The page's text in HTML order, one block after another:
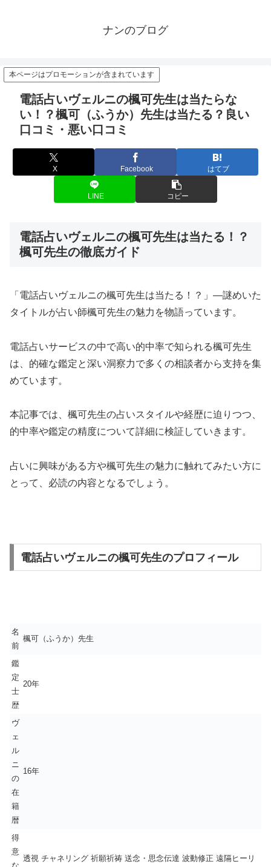
ナンのブログ
本ページはプロモーションが含まれています
電話占いヴェルニの楓可先生は当たらな
い！？楓可（ふうか）先生は当たる？良い
口コミ・悪い口コミ
X Facebook はてブ
LINE コピー
電話占いヴェルニの楓可先生は当たる！？
楓可先生の徹底ガイド
「電話占いヴェルニの楓可先生は当たる！？」―謎めいた
タイトルが占い師楓可先生の魅力を物語っています。
電話占いサービスの中で高い的中率で知られる楓可先生
は、的確な鑑定と深い洞察力で多くの相談者から支持を集
めています。
本記事では、楓可先生の占いスタイルや経歴に迫りつつ、
的中率や鑑定の精度について詳細に検証していきます。
占いに興味がある方や楓可先生の魅力に触れてみたい方に
とって、必読の内容となるでしょう。
電話占いヴェルニの楓可先生のプロフィール
名
前
楓可（ふうか）先生
鑑
定
士
歴
20年
ヴ
ェ
ル
ニ
の
在
籍
暦
16年
得
意
透視 チャネリング 祈願祈祷 送念・思念伝達 波動修正 遠隔ヒーリ